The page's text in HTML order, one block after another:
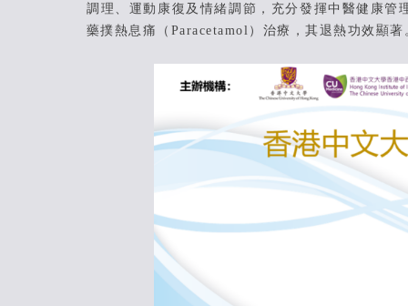
調理、運動康復及情緒調節，充分發揮中醫健康
藥撲熱息痛（Paracetamol）治療，其退熱功效顯